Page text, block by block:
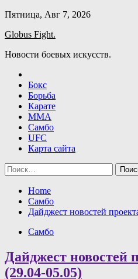
Skip
content
Пятница, Авг 7, 2026
Globus Fight.
Новости боевых искусств.
Бокс
Борьба
Карате
ММА
Самбо
UFC
Карта сайта
Найти:
Home
Самбо
Дайджест новостей
Самбо
Дайджест новостей
(29.04-05.05)